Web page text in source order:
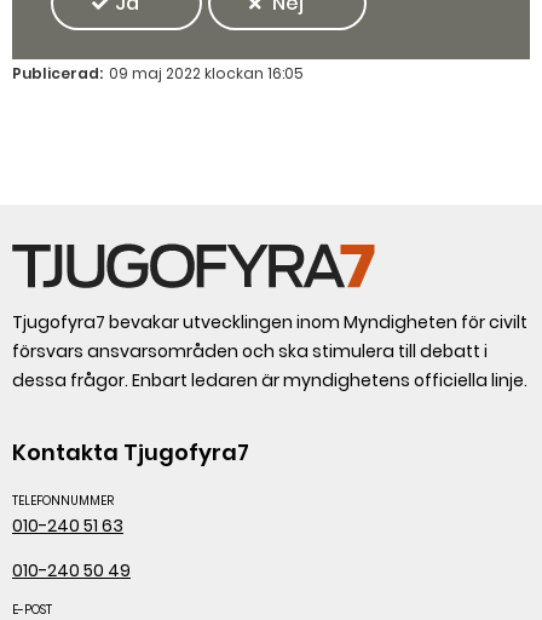
Publicerad: 09 maj 2022 klockan 16:05
Tjugofyra7 bevakar utvecklingen inom Myndigheten för civilt
försvars ansvarsområden och ska stimulera till debatt i
dessa frågor. Enbart ledaren är myndighetens officiella linje.
Kontakta Tjugofyra7
TELEFONNUMMER
010-240 51 63
010-240 50 49
E-POST